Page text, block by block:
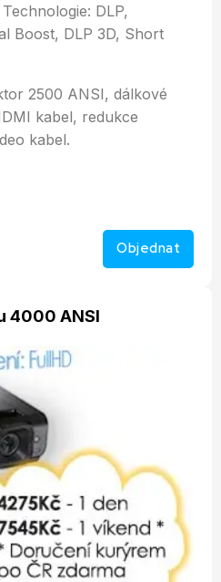
DLP,
Boost, DLP 3D, Short
2500 ANSI, dálkové
kabel, redukce
kabel.
Objednat
4000 ANSI